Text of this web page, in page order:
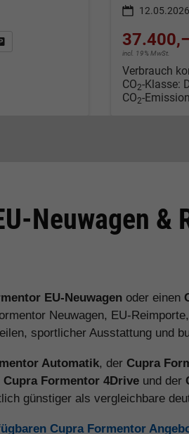
anfordern
Fahrzeugexposé drucken
Fahrzeug merken/Expose drucken
12.05.2026
incl. 19% MwSt.
Verbrauch
CO2-Klasse:
CO2-
Neuwagen &
EU-Neuwagen oder einen
Neuwagen, EU-
sportlicher Ausstattung und
Automatik, derCupra
Cupra Formentor 4Drive und der
günstiger als vergleichbare
Cupra Formentor